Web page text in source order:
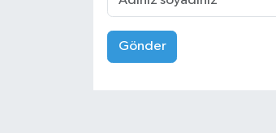
Gönder